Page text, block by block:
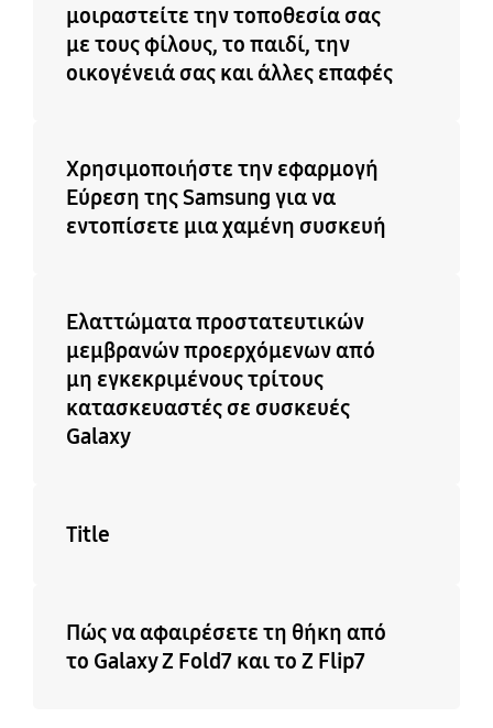
μοιραστείτε την τοποθεσία σας
με τους φίλους, το παιδί, την
οικογένειά σας και άλλες επαφές
Χρησιμοποιήστε την εφαρμογή
Εύρεση της Samsung για να
εντοπίσετε μια χαμένη συσκευή
Ελαττώματα προστατευτικών
μεμβρανών προερχόμενων από
μη εγκεκριμένους τρίτους
κατασκευαστές σε συσκευές
Galaxy
Title
Πώς να αφαιρέσετε τη θήκη από
το Galaxy Z Fold7 και το Z Flip7